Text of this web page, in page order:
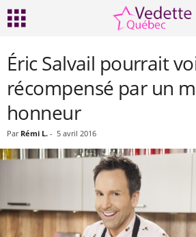
Éric Salvail pourrait
récompensé par un
honneur
Par Rémi L. - 5 avril 2016